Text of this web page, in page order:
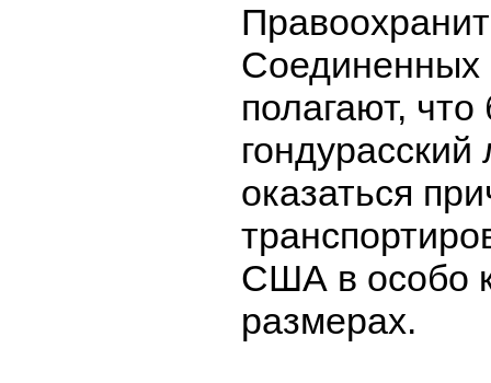
Соединенных
полагают,
оказаться
США в особо
размерах.